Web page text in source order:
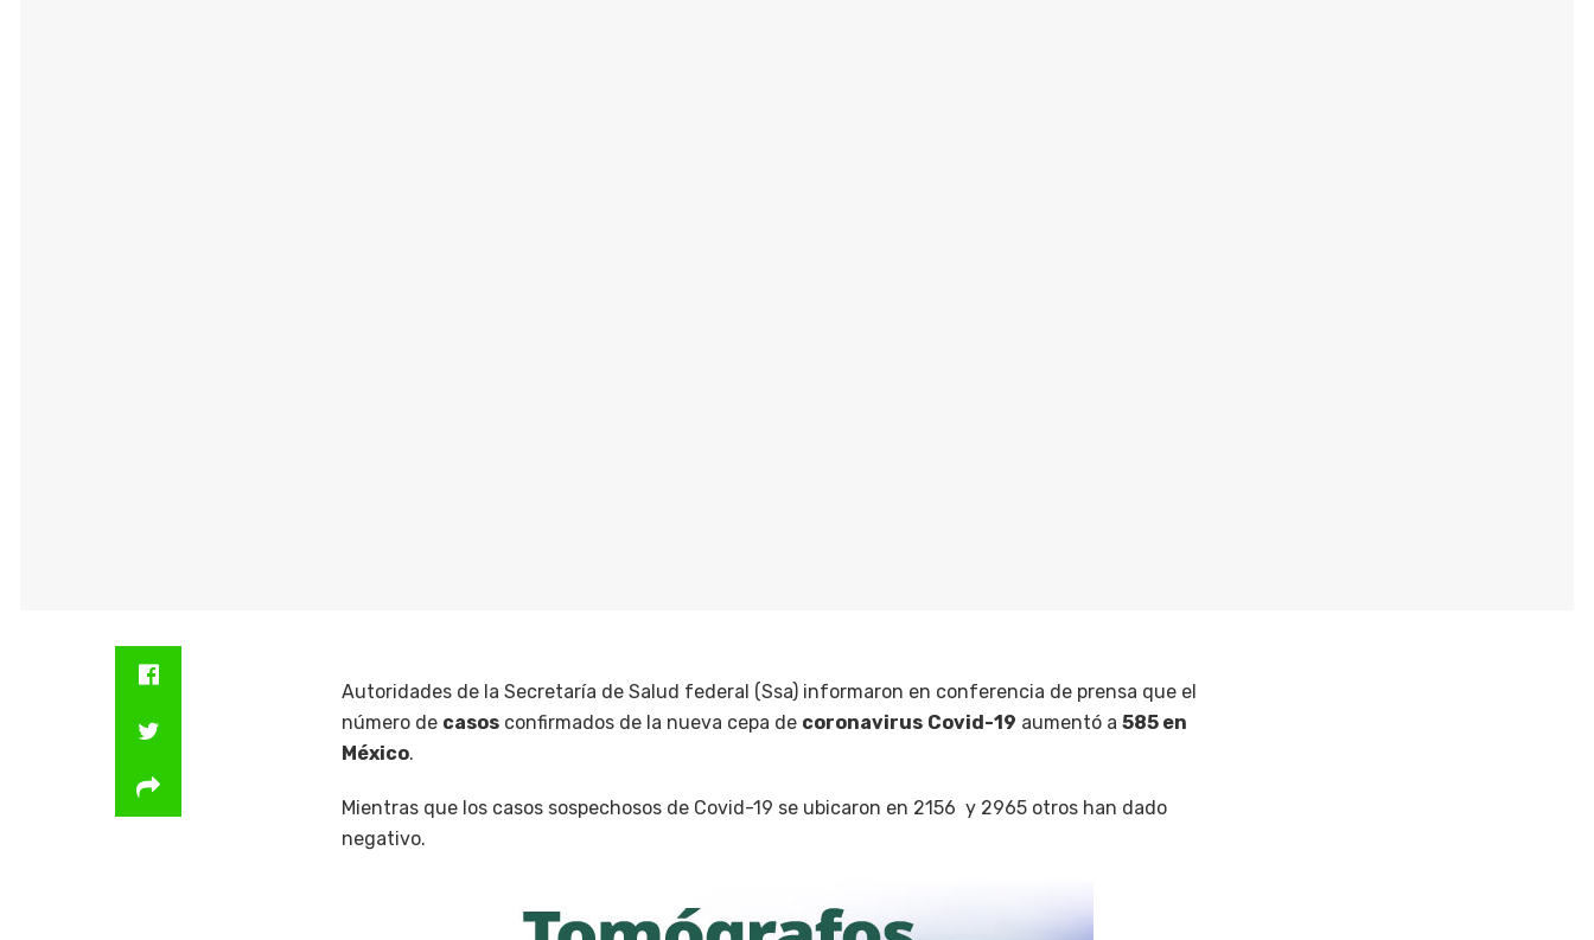
Autoridades de la Secretaría de Salud federal (Ssa) informaron en conferencia de prensa que el
número de casos confirmados de la nueva cepa de coronavirus Covid-19 aumentó a 585 en
México.
Mientras que los casos sospechosos de Covid-19 se ubicaron en 2156 y 2965 otros han dado
negativo.